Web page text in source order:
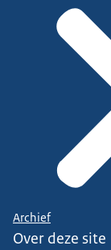
Archief
Over deze site